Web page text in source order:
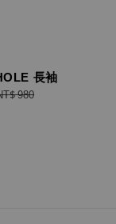
長袖
980